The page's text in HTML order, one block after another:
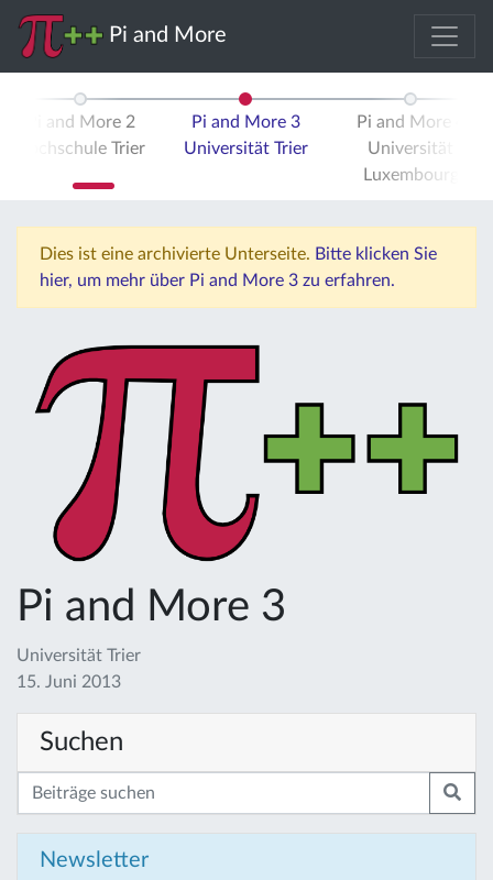
Pi and More
Pi and More 2
Hochschule Trier
Pi and More 3
Universität Trier
Pi and More 4
Universität
Luxembourg
Dies ist eine archivierte Unterseite. Bitte klicken Sie
hier, um mehr über Pi and More 3 zu erfahren.
Pi and More 3
Universität Trier
15. Juni 2013
Suchen
Newsletter